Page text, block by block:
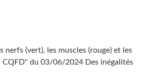
(vert), les muscles (rouge) et les
CQFD" du 03/06/2024 Des inégalités